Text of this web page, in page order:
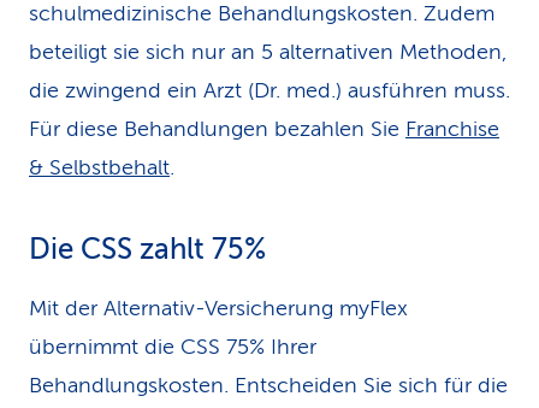
schulmedizinische Behandlungskosten. Zudem
beteiligt sie sich nur an 5 alternativen Methoden,
die zwingend ein Arzt (Dr. med.) ausführen muss.
Für diese Behandlungen bezahlen Sie Franchise
& Selbstbehalt.
Die CSS zahlt 75%
Mit der Alternativ-Versicherung myFlex
übernimmt die CSS 75% Ihrer
Behandlungskosten. Entscheiden Sie sich für die